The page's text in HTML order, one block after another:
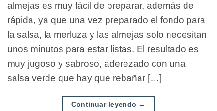
almejas es muy fácil de preparar, además de
rápida, ya que una vez preparado el fondo para
la salsa, la merluza y las almejas solo necesitan
unos minutos para estar listas. El resultado es
muy jugoso y sabroso, aderezado con una
salsa verde que hay que rebañar […]
Continuar leyendo →